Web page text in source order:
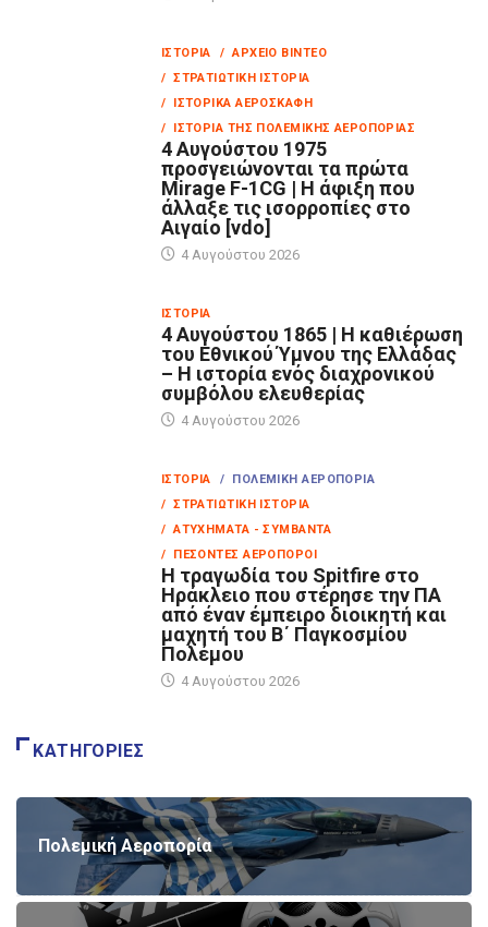
ΙΣΤΟΡΊΑ
/ ΑΡΧΕΊΟ ΒΊΝΤΕΟ
/ ΣΤΡΑΤΙΩΤΙΚΉ ΙΣΤΟΡΊΑ
/ ΙΣΤΟΡΙΚΆ ΑΕΡΟΣΚΆΦΗ
/ ΙΣΤΟΡΊΑ ΤΗΣ ΠΟΛΕΜΙΚΉΣ ΑΕΡΟΠΟΡΊΑΣ
4 Αυγούστου 1975
προσγειώνονται τα πρώτα
Mirage F-1CG | Η άφιξη που
άλλαξε τις ισορροπίες στο
Αιγαίο [vdo]
4 Αυγούστου 2026
ΙΣΤΟΡΊΑ
4 Αυγούστου 1865 | Η καθιέρωση
του Εθνικού Ύμνου της Ελλάδας
– Η ιστορία ενός διαχρονικού
συμβόλου ελευθερίας
4 Αυγούστου 2026
ΙΣΤΟΡΊΑ
/ ΠΟΛΕΜΙΚΉ ΑΕΡΟΠΟΡΊΑ
/ ΣΤΡΑΤΙΩΤΙΚΉ ΙΣΤΟΡΊΑ
/ ΑΤΥΧΉΜΑΤΑ - ΣΥΜΒΆΝΤΑ
/ ΠΕΣΌΝΤΕΣ ΑΕΡΟΠΌΡΟΙ
Η τραγωδία του Spitfire στο
Ηράκλειο που στέρησε την ΠΑ
από έναν έμπειρο διοικητή και
μαχητή του Β΄ Παγκοσμίου
Πολέμου
4 Αυγούστου 2026
ΚΑΤΗΓΟΡΊΕΣ
Πολεμική Αεροπορία